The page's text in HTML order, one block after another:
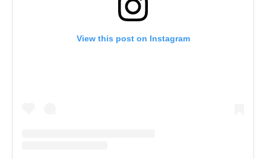
View this post on Instagram